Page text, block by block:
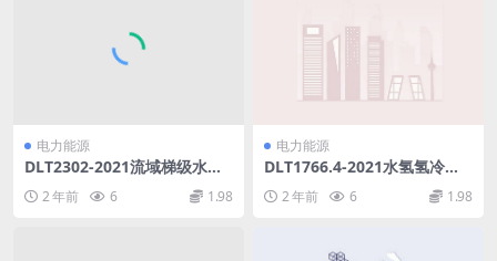
电力能源
DLT2302-2021流域梯级水电
站经济调度控制技术导则(11.1
9MB)pdf
2 年前 6 1.98
电力能源
DLT1766.4-2021水氢氢冷汽
轮发电机检修导则第4部分：
氢气冷却系统检修(994.42KB)
2 年前 6 1.98